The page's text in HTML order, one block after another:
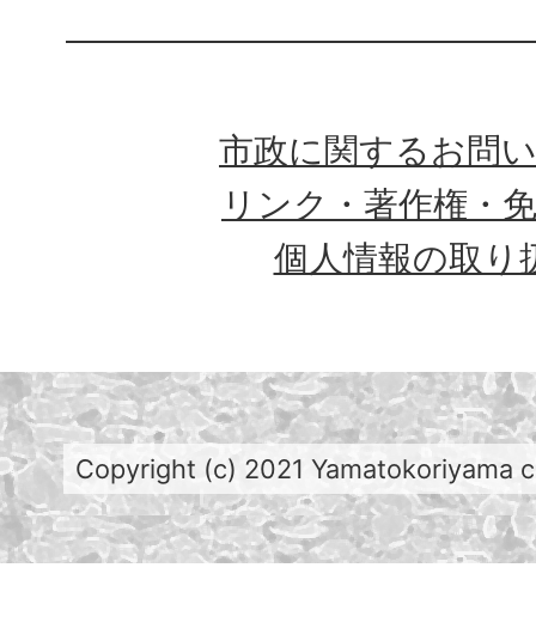
市政に関するお問
リンク・著作権・
個人情報の取り
Copyright (c) 2021 Yamatokoriyama